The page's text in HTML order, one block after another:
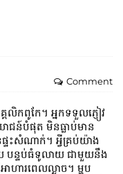
Comment
លិកពូកែ។ អ្នកទទួលភ្ញៀវ
ជន៍បំផុត មិនធ្លាប់មាន
ទះ​សំណាក់។ អ្វីគ្រប់យ៉ាង
បន្ទប់ធំទូលាយ ជាមួយនឹង
ាហារពេលល្ងាច។ ម្ហូប​